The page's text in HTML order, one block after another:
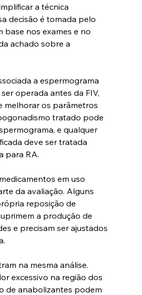
a técnica
decisão é tomada pelo
base nos exames e no
achado sobre a
a espermograma
operada antes da FIV,
melhorar os parâmetros
tratado pode
e qualquer
deve ser tratada
para RA.
em uso
da avaliação. Alguns
reposição de
a produção de
e precisam ser ajustados
na mesma análise.
excessivo na região dos
de anabolizantes podem